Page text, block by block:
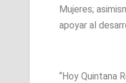
Mujeres;
apoyar al
“Hoy Quintana